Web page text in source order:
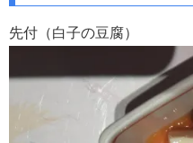
先付（白子の豆腐）